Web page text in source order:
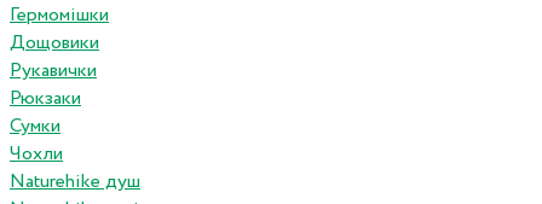
Гермомішки
Дощовики
Рукавички
Рюкзаки
Сумки
Чохли
Naturehike душ